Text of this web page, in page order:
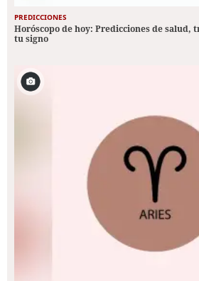
PREDICCIONES
Horóscopo de hoy: Predicciones de salud,
tu signo